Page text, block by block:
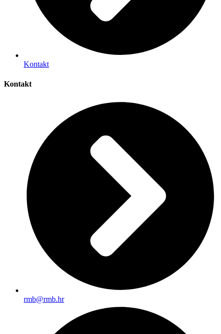
Kontakt
Kontakt
rmb@rmb.hr